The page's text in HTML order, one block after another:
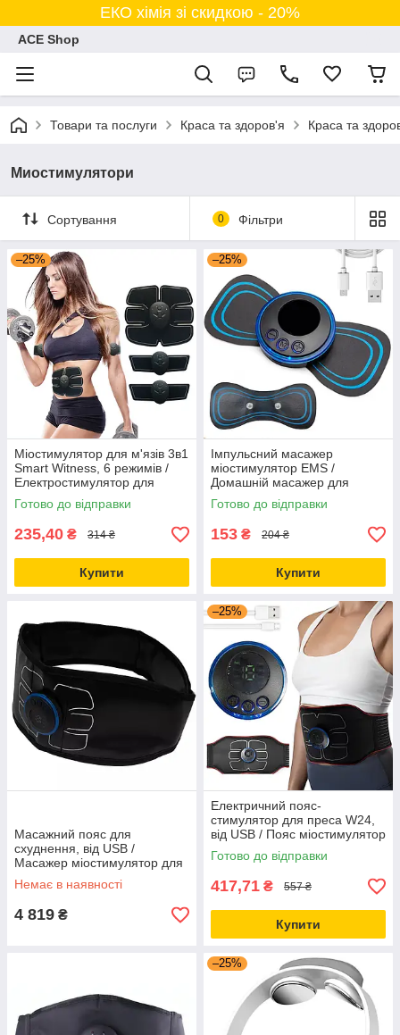
ЕКО хімія зі скидкою - 20%
ACE Shop
Товари та послуги Краса та здоров'я Краса та
Миостимулятори
Сортування 0 Фільтри
–25%
Міостимулятор для м'язів 3в1
Smart Witness, 6 режимів /
Електростимулятор для
преса / Апарат для
міостимуляції
Готово до відправки
235,40 ₴ 314 ₴
Купити
–25%
Імпульсний масажер
міостимулятор EMS /
Домашній масажер для
преса / Електростимулятор
м'язів
Готово до відправки
153 ₴ 204 ₴
Купити
Масажний пояс для
схуднення, від USB /
Масажер міостимулятор для
преса / Електричний пояс
для живота
Немає в наявності
4 819 ₴
–25%
Електричний пояс-
стимулятор для преса W24,
від USB / Пояс міостимулятор
з режимами / Масажер для
м'язів
Готово до відправки
417,71 ₴ 557 ₴
Купити
–25%